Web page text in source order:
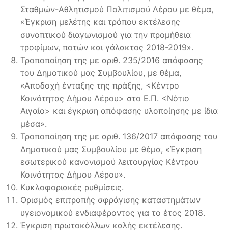
Σταθμών-Αθλητισμού Πολιτισμού Λέρου με θέμα,
«Έγκριση μελέτης και τρόπου εκτέλεσης
συνοπτικού διαγωνισμού για την προμήθεια
τροφίμων, ποτών και γάλακτος 2018-2019».
Τροποποίηση της με αριθ. 235/2016 απόφασης
του Δημοτικού μας Συμβουλίου, με θέμα,
«Αποδοχή ένταξης της πράξης, <Κέντρο
Κοινότητας Δήμου Λέρου> στο Ε.Π. <Νότιο
Αιγαίο> και έγκριση απόφασης υλοποίησης με ίδια
μέσα».
Τροποποίηση της με αριθ. 136/2017 απόφασης του
Δημοτικού μας Συμβουλίου με θέμα, «Έγκριση
εσωτερικού κανονισμού λειτουργίας Κέντρου
Κοινότητας Δήμου Λέρου».
Κυκλοφοριακές ρυθμίσεις.
Ορισμός επιτροπής σφράγισης καταστημάτων
υγειονομικού ενδιαφέροντος για το έτος 2018.
Έγκριση πρωτοκόλλων καλής εκτέλεσης.